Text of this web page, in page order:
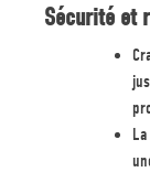
Sécurité et